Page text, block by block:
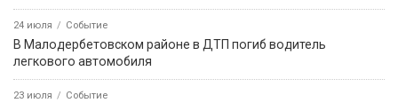
24 июля Событие
В Малодербетовском районе в ДТП погиб водитель
легкового автомобиля
23 июля Событие